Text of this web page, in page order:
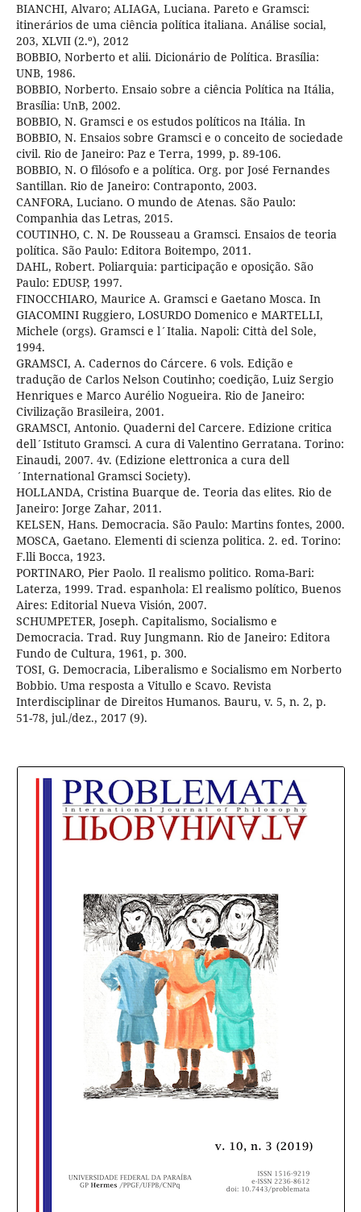
BIANCHI, Alvaro; ALIAGA, Luciana. Pareto e Gramsci:
itinerários de uma ciência política italiana. Análise social,
203, XLVII (2.º), 2012
BOBBIO, Norberto et alii. Dicionário de Política. Brasília:
UNB, 1986.
BOBBIO, Norberto. Ensaio sobre a ciência Política na Itália,
Brasília: UnB, 2002.
BOBBIO, N. Gramsci e os estudos políticos na Itália. In
BOBBIO, N. Ensaios sobre Gramsci e o conceito de sociedade
civil. Rio de Janeiro: Paz e Terra, 1999, p. 89-106.
BOBBIO, N. O filósofo e a política. Org. por José Fernandes
Santillan. Rio de Janeiro: Contraponto, 2003.
CANFORA, Luciano. O mundo de Atenas. São Paulo:
Companhia das Letras, 2015.
COUTINHO, C. N. De Rousseau a Gramsci. Ensaios de teoria
política. São Paulo: Editora Boitempo, 2011.
DAHL, Robert. Poliarquia: participação e oposição. São
Paulo: EDUSP, 1997.
FINOCCHIARO, Maurice A. Gramsci e Gaetano Mosca. In
GIACOMINI Ruggiero, LOSURDO Domenico e MARTELLI,
Michele (orgs). Gramsci e l´Italia. Napoli: Città del Sole,
1994.
GRAMSCI, A. Cadernos do Cárcere. 6 vols. Edição e
tradução de Carlos Nelson Coutinho; coedição, Luiz Sergio
Henriques e Marco Aurélio Nogueira. Rio de Janeiro:
Civilização Brasileira, 2001.
GRAMSCI, Antonio. Quaderni del Carcere. Edizione critica
dell´Istituto Gramsci. A cura di Valentino Gerratana. Torino:
Einaudi, 2007. 4v. (Edizione elettronica a cura dell
´International Gramsci Society).
HOLLANDA, Cristina Buarque de. Teoria das elites. Rio de
Janeiro: Jorge Zahar, 2011.
KELSEN, Hans. Democracia. São Paulo: Martins fontes, 2000.
MOSCA, Gaetano. Elementi di scienza politica. 2. ed. Torino:
F.lli Bocca, 1923.
PORTINARO, Pier Paolo. Il realismo politico. Roma-Bari:
Laterza, 1999. Trad. espanhola: El realismo político, Buenos
Aires: Editorial Nueva Visión, 2007.
SCHUMPETER, Joseph. Capitalismo, Socialismo e
Democracia. Trad. Ruy Jungmann. Rio de Janeiro: Editora
Fundo de Cultura, 1961, p. 300.
TOSI, G. Democracia, Liberalismo e Socialismo em Norberto
Bobbio. Uma resposta a Vitullo e Scavo. Revista
Interdisciplinar de Direitos Humanos. Bauru, v. 5, n. 2, p.
51-78, jul./dez., 2017 (9).